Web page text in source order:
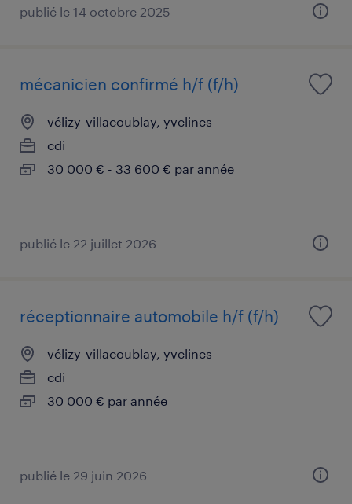
publié le 14 octobre 2025
mécanicien confirmé h/f (f/h)
vélizy-villacoublay, yvelines
cdi
30 000 € - 33 600 € par année
publié le 22 juillet 2026
réceptionnaire automobile h/f (f/h)
vélizy-villacoublay, yvelines
cdi
30 000 € par année
publié le 29 juin 2026